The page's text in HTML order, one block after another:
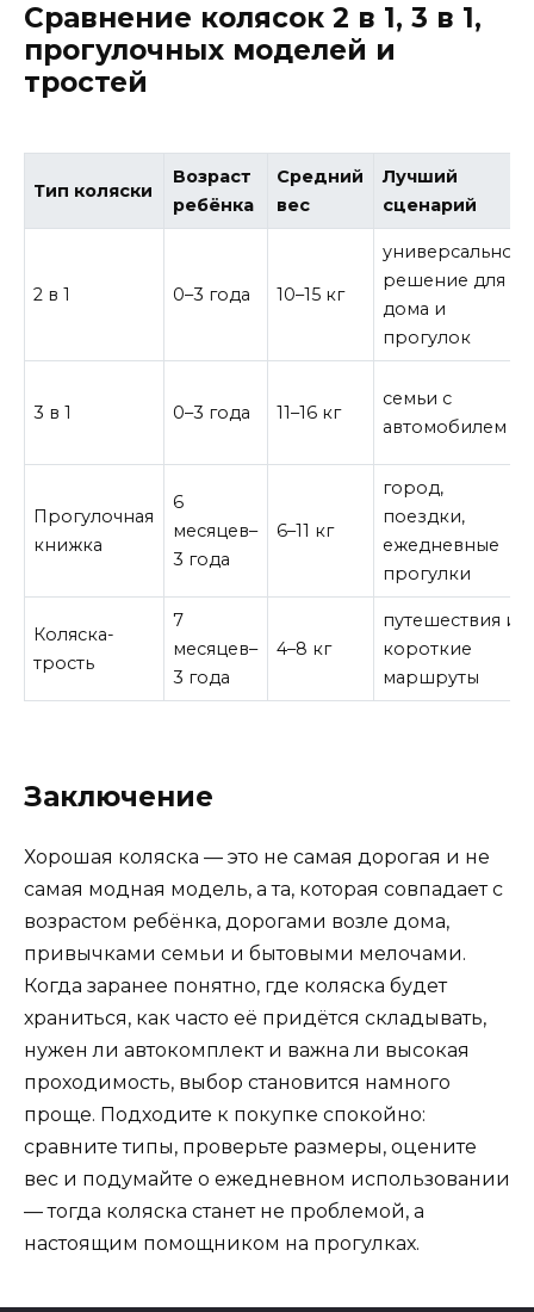
Сравнение колясок 2 в 1, 3 в 1,
прогулочных моделей и
тростей
Тип коляски
Возраст
ребёнка
Средний
вес
Лучший
сценарий
2 в 1 0–3 года 10–15 кг
универсальное
решение для
дома и
прогулок
3 в 1 0–3 года 11–16 кг
семьи с
автомобилем
Прогулочная
книжка
6
месяцев–
3 года
6–11 кг
город,
поездки,
ежедневные
прогулки
Коляска-
трость
7
месяцев–
3 года
4–8 кг
путешествия и
короткие
маршруты
Заключение
Хорошая коляска — это не самая дорогая и не
самая модная модель, а та, которая совпадает с
возрастом ребёнка, дорогами возле дома,
привычками семьи и бытовыми мелочами.
Когда заранее понятно, где коляска будет
храниться, как часто её придётся складывать,
нужен ли автокомплект и важна ли высокая
проходимость, выбор становится намного
проще. Подходите к покупке спокойно:
сравните типы, проверьте размеры, оцените
вес и подумайте о ежедневном использовании
— тогда коляска станет не проблемой, а
настоящим помощником на прогулках.